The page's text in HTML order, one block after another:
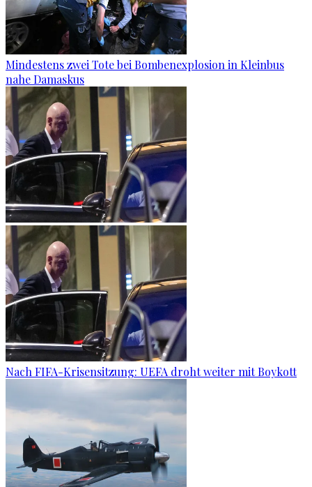
Mindestens zwei Tote bei Bombenexplosion in Kleinbus
nahe Damaskus
Nach FIFA-Krisensitzung: UEFA droht weiter mit Boykott